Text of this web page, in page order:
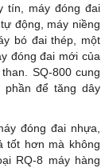
tín, máy đóng đai
động, máy niềng
bó đai thép , một
đóng đai mới của
SQ-800 cung
để tăng dây
đóng đai nhựa,
tốt hơn mà không
RQ-8 máy hàng